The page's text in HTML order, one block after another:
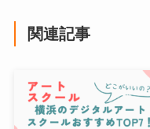
関連記事